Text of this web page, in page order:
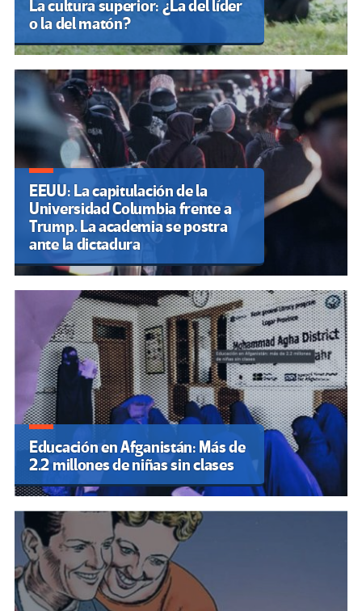
La cultura superior: ¿La del líder
o la del matón?
EEUU: La capitulación de la
Universidad Columbia frente a
Trump. La academia se postra
ante la dictadura
Educación en Afganistán: Más de
2.2 millones de niñas sin clases